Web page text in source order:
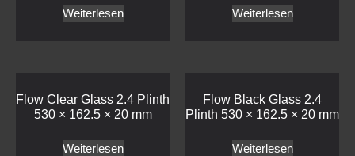
Weiterlesen Weiterlesen
Flow Clear Glass 2.4 Plinth
530 × 162.5 × 20 mm
Weiterlesen
Flow Black Glass 2.4
Plinth 530 × 162.5 × 20 mm
Weiterlesen